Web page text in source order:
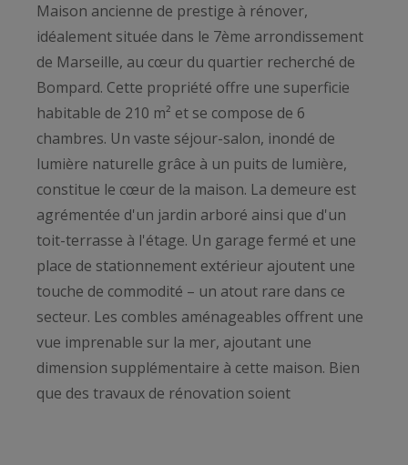
Maison ancienne de prestige à rénover,
idéalement située dans le 7ème arrondissement
de Marseille, au cœur du quartier recherché de
Bompard. Cette propriété offre une superficie
habitable de 210 m² et se compose de 6
chambres. Un vaste séjour-salon, inondé de
lumière naturelle grâce à un puits de lumière,
constitue le cœur de la maison. La demeure est
agrémentée d'un jardin arboré ainsi que d'un
toit-terrasse à l'étage. Un garage fermé et une
place de stationnement extérieur ajoutent une
touche de commodité – un atout rare dans ce
secteur. Les combles aménageables offrent une
vue imprenable sur la mer, ajoutant une
dimension supplémentaire à cette maison. Bien
que des travaux de rénovation soient